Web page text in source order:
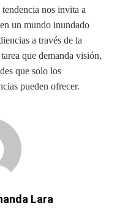
nos invita a
un mundo inundado
a través de la
que demanda visión,
que solo los
pueden ofrecer.
Lara